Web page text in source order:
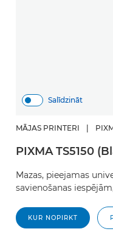
Salīdzināt
MĀJAS PRINTERI |
PIXMA TS5150
Mazas, pieejamas
savienošanas
KUR NOPIRKT